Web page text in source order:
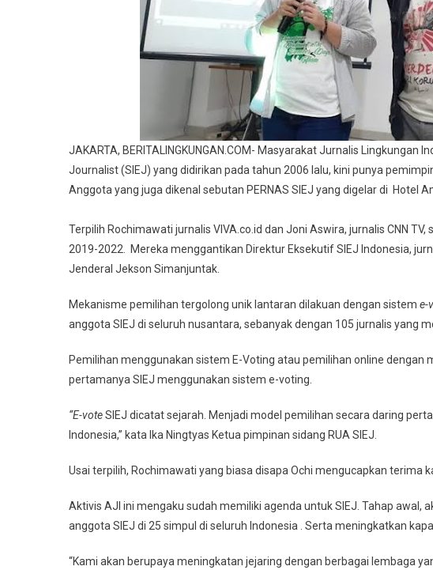
JAKARTA, BERITALINGKUNGAN.COM- Masyarakat Jurnalis Lingkungan
Journalist (SIEJ) yang didirikan pada tahun 2006 lalu, kini punya
Anggota yang juga dikenal sebutan PERNAS SIEJ yang digelar di Hotel
Terpilih Rochimawati jurnalis VIVA.co.id dan Joni Aswira, jurnalis CNN
2019-2022. Mereka menggantikan Direktur Eksekutif SIEJ Indonesia,
Jenderal Jekson Simanjuntak.
Mekanisme pemilihan tergolong unik lantaran dilakuan dengan sistem e-
anggota SIEJ di seluruh nusantara, sebanyak dengan 105 jurnalis yang
Pemilihan menggunakan sistem E-Voting atau pemilihan online dengan
pertamanya SIEJ menggunakan sistem e-voting.
“E-voteSIEJ dicatat sejarah. Menjadi model pemilihan secara daring
Indonesia,” kata Ika Ningtyas Ketua pimpinan sidang RUA SIEJ.
Usai terpilih, Rochimawati yang biasa disapa Ochi mengucapkan terima
Aktivis AJI ini mengaku sudah memiliki agenda untuk SIEJ. Tahap awal,
anggota SIEJ di 25 simpul di seluruh Indonesia . Serta meningkatkan
“Kami akan berupaya meningkatan jejaring dengan berbagai lembaga